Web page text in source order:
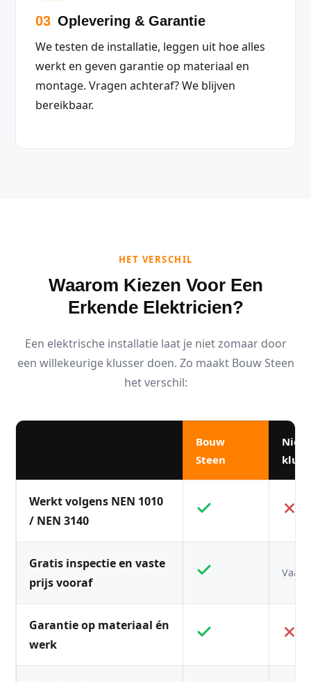
03 Oplevering & Garantie
We testen de installatie, leggen uit hoe alles
werkt en geven garantie op materiaal en
montage. Vragen achteraf? We blijven
bereikbaar.
HET VERSCHIL
Waarom Kiezen Voor Een
Erkende Elektricien?
Een elektrische installatie laat je niet zomaar door
een willekeurige klusser doen. Zo maakt Bouw Steen
het verschil:
Bouw
Steen
Niet-
Werkt volgens NEN 1010
/ NEN 3140
Gratis inspectie en vaste
prijs vooraf
Vaak
Garantie op materiaal én
werk